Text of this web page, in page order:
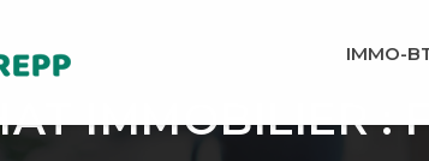
IMMO-
IMMOBILIER :